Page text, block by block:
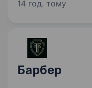
14 год. тому
Барбер